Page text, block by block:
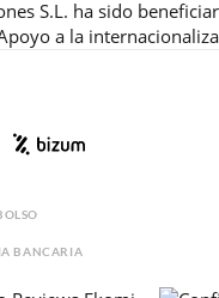
S.L. ha sido
a la
BANCARIA